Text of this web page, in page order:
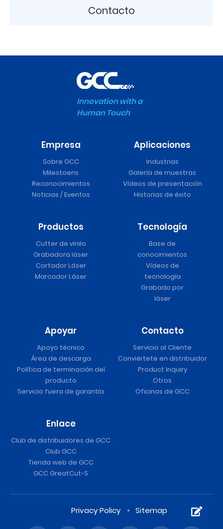
Contacto
Innovation with a
Human Touch
Empresa
Sobre GCC
Milestoens
Reconocimientos
Noticias / Eventos
Aplicaciones
Industrias
Galería de muestras
Vídeos de presentación
Historias de éxito
Productos
Cutter de vinilo
Grabadora láser
Cortador Láser
Marcador Láser
Tecnología
Base de
conocimientos
Vídeos de
tecnología
Grabado por
láser
Apoyar
Apoyo técnico
Área de descarga
Política de terminación del
producto
Servicio fuera de garantía
Contacto
Servicio al Cliente
Conviértete en distribuidor
Product Inquiry
Otros
Oficinas de GCC
Enlace
Club de distribuidores de GCC
Club GCC
Tienda web de GCC
GCC GreatCut-S
Privacy Policy Sitemap